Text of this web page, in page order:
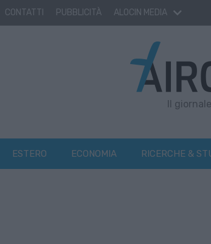
CONTATTI PUBBLICITÀ ALOCIN MEDIA
Il
ESTERO ECONOMIA RICERCHE &